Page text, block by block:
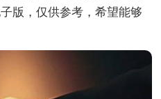
版，仅供参考，希望能够